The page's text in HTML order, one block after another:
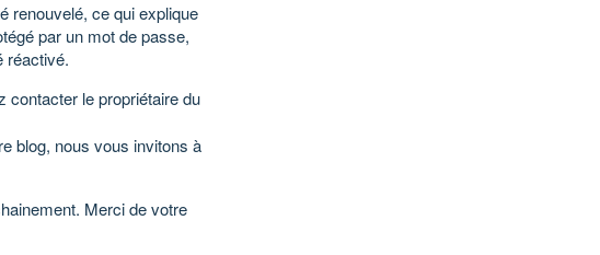
renouvelé, ce qui explique
par un mot de passe,
réactivé.
contacter le propriétaire du
blog, nous vous invitons à
Merci de votre